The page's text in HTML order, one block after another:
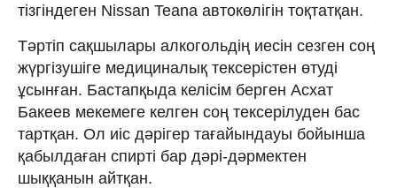
тізгіндеген Nissan Teana автокөлігін тоқтатқан.
Тәртіп сақшылары алкогольдің иесін сезген соң
жүргізушіге медициналық тексерістен өтуді
ұсынған. Бастапқыда келісім берген Асхат
Бакеев мекемеге келген соң тексерілуден бас
тартқан. Ол иіс дәрігер тағайындауы бойынша
қабылдаған спирті бар дәрі-дәрмектен
шыққанын айтқан.